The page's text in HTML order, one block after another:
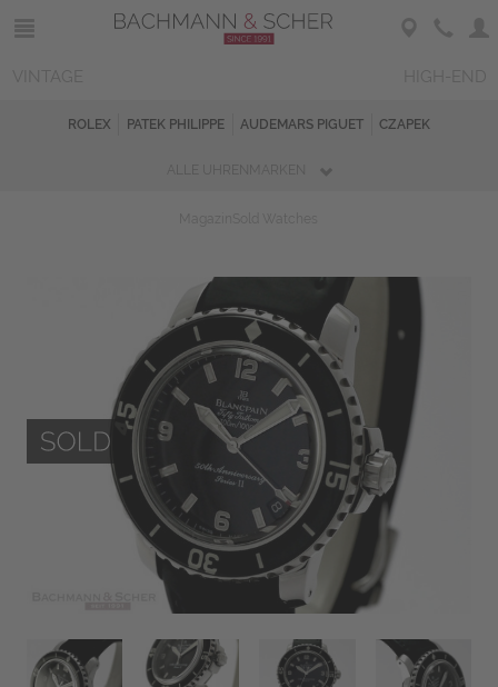
ROLEX PATEK PHILIPPE AUDEMARS PIGUET CZAPEK